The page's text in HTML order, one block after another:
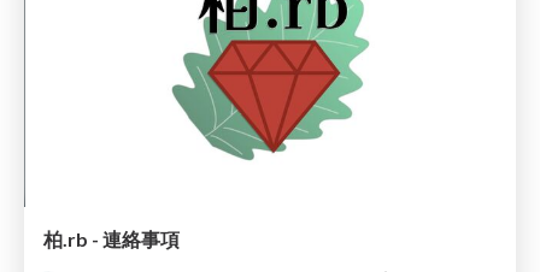
柏.rb - 連絡事項